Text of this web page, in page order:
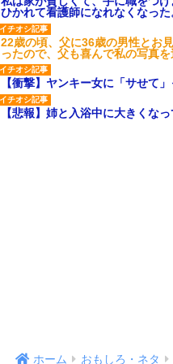
ひかれて看護師になれなくなった
22歳の頃、父に36歳の男性とお
ったので、父も喜んで私の写真
【衝撃】ヤンキー女に「サせて
【悲報】姉と入浴中に大きくな
ホーム おもしろ・ネタ